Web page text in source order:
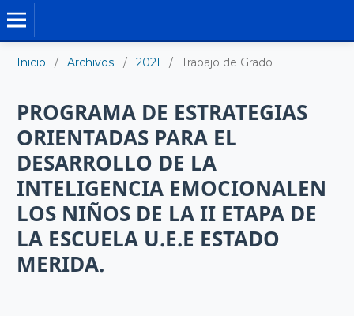
Inicio / Archivos / 2021 / Trabajo de Grado
PROGRAMA DE ESTRATEGIAS
ORIENTADAS PARA EL
DESARROLLO DE LA
INTELIGENCIA EMOCIONALEN
LOS NIÑOS DE LA II ETAPA DE
LA ESCUELA U.E.E ESTADO
MERIDA.